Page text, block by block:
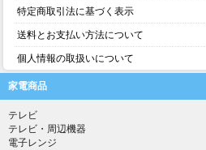
特定商取引法に基づく表示
送料とお支払い方法について
個人情報の取扱いについて
家電商品
テレビ
テレビ・周辺機器
電子レンジ